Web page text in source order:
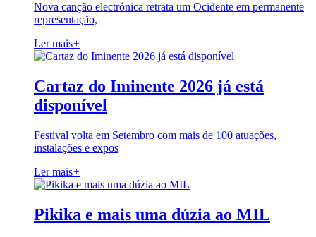
Nova canção electrónica retrata um Ocidente em permanente
representação,
Ler mais+
Cartaz do Iminente 2026 já está
disponível
Festival volta em Setembro com mais de 100 atuações,
instalações e expos
Ler mais+
Pikika e mais uma dúzia ao MIL